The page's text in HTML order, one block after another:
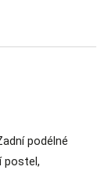
podélné
postel,